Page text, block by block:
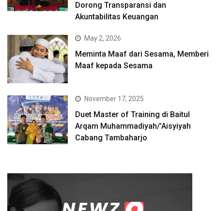
Dorong Transparansi dan
Akuntabilitas Keuangan
May 2, 2026
Meminta Maaf dari Sesama, Memberi
Maaf kepada Sesama
November 17, 2025
Duet Master of Training di Baitul
Arqam Muhammadiyah/’Aisyiyah
Cabang Tambaharjo